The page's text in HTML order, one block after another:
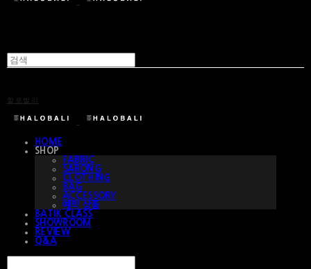
할로발리
HOME
SHOP
FABRIC
SARONG
CLOTHING
BAG
ACCESSORY
예약 상품
BATIK CLASS
SHOWROOM
REVIEW
Q&A